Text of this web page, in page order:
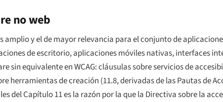
no web
amplio y el de mayor relevancia para el conjunto de
de escritorio, aplicaciones móviles nativas, interfaces
sin equivalente en WCAG: cláusulas sobre servicios de
herramientas de creación (11.8, derivadas de las Pautas de
del Capítulo 11 es la razón por la que la Directiva sobre la